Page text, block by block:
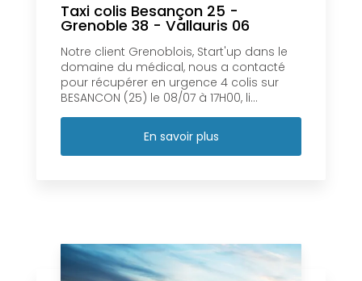
Taxi colis Besançon 25 -
Grenoble 38 - Vallauris 06
Notre client Grenoblois, Start'up dans le
domaine du médical, nous a contacté
pour récupérer en urgence 4 colis sur
BESANCON (25) le 08/07 à 17H00, li...
En savoir plus